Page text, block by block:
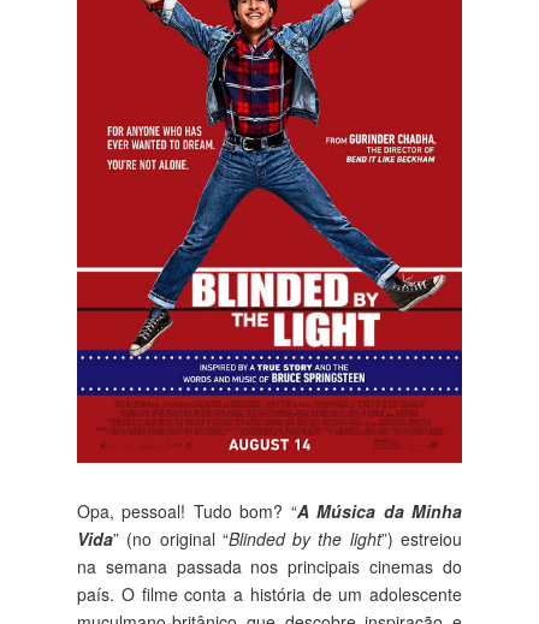
Opa, pessoal! Tudo bom? “A Música da Minha
Vida” (no original “Blinded by the light”) estreiou
na semana passada nos principais cinemas do
país. O filme conta a história de um adolescente